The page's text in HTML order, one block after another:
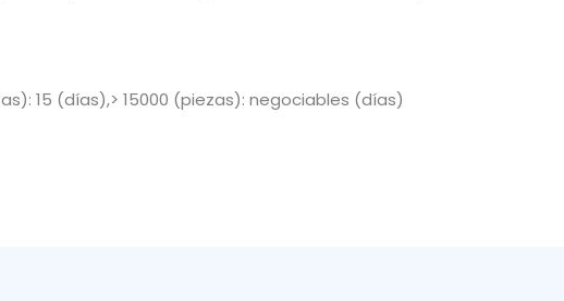
15 (días),> 15000 (piezas): negociables (días)